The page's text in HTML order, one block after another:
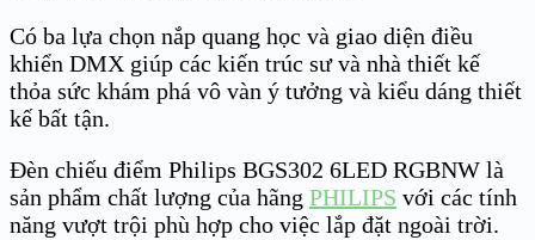
Có ba lựa chọn nắp quang học và giao diện điều
khiển DMX giúp các kiến trúc sư và nhà thiết kế
thỏa sức khám phá vô vàn ý tưởng và kiểu dáng thiết
kế bất tận.
Đèn chiếu điểm Philips BGS302 6LED RGBNW là
sản phẩm chất lượng của hãng PHILIPS với các tính
năng vượt trội phù hợp cho việc lắp đặt ngoài trời.